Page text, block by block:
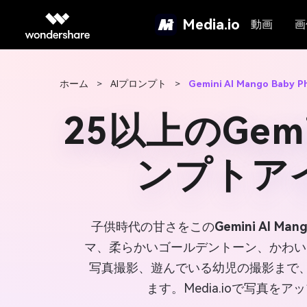
Media.io 動画
ホーム > AIプロンプト > Gemini AI Mango Baby
25以上の
ンプト
子供時代の甘さをこのGemini AI
マ、柔らかいゴールデントーン、かわ
写真撮影、遊んでいる幼児の撮影まで
ます。Media.ioで写真をア